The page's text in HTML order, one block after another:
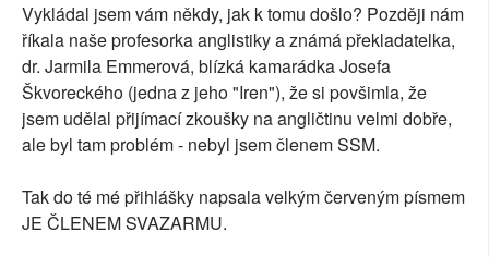
Vykládal jsem vám někdy, jak k tomu došlo? Později nám
říkala naše profesorka anglistiky a známá překladatelka,
dr. Jarmila Emmerová, blízká kamarádka Josefa
Škvoreckého (jedna z jeho "Iren"), že si povšimla, že
jsem udělal přijímací zkoušky na angličtinu velmi dobře,
ale byl tam problém - nebyl jsem členem SSM.
Tak do té mé přihlášky napsala velkým červeným písmem
JE ČLENEM SVAZARMU.